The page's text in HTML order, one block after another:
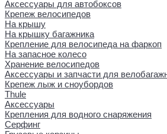
Аксессуары для автобоксов
Крепеж велосипедов
На крышу
На крышку багажника
Крепление для велосипеда на фаркоп
На запасное колесо
Хранение велосипедов
Аксессуары и запчасти для
Крепеж лыж и сноубордов
Thule
Аксессуары
Крепления для водного снаряжения
Серфинг